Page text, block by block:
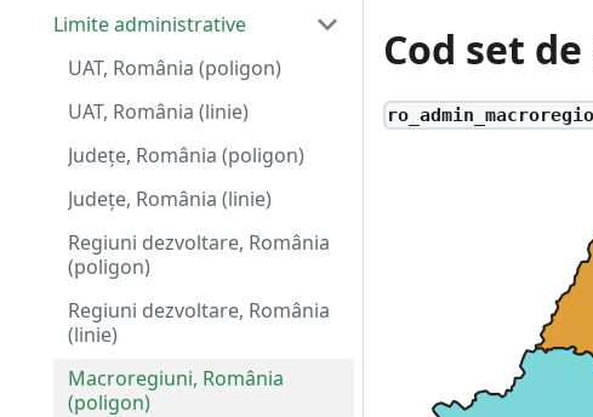
Limite administrative
UAT, România (poligon)
UAT, România (linie)
Județe, România (poligon)
Județe, România (linie)
Regiuni dezvoltare, România
(poligon)
Regiuni dezvoltare, România
(linie)
Macroregiuni, România
(poligon)
Cod set